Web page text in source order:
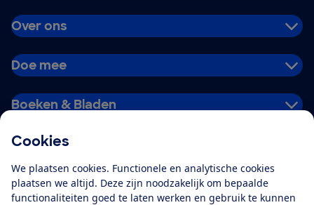
Cookies
We plaatsen cookies. Functionele en analytische cookies
plaatsen we altijd. Deze zijn noodzakelijk om bepaalde
functionaliteiten goed te laten werken en gebruik te kunnen
Over ons
Doe mee
Boeken & Bladen